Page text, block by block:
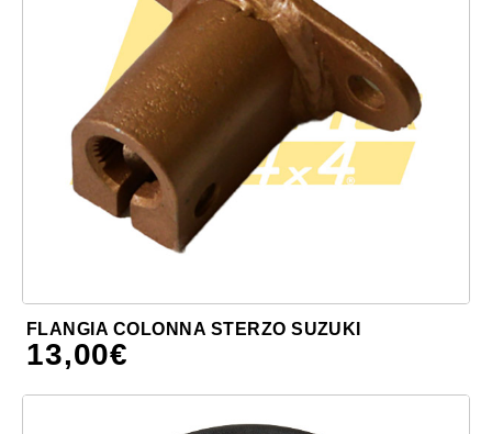
FLANGIA COLONNA STERZO SUZUKI
13,00€